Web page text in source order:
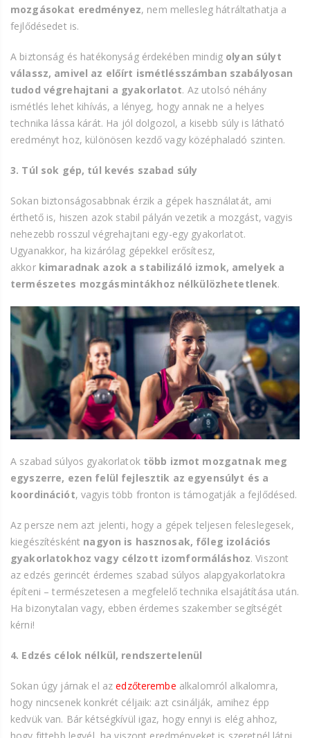
mozgásokat eredményez, nem mellesleg hátráltathatja a
fejlődésedet is.
A biztonság és hatékonyság érdekében mindig olyan súlyt
válassz, amivel az előírt ismétlésszámban szabályosan
tudod végrehajtani a gyakorlatot. Az utolsó néhány
ismétlés lehet kihívás, a lényeg, hogy annak ne a helyes
technika lássa kárát. Ha jól dolgozol, a kisebb súly is látható
eredményt hoz, különösen kezdő vagy középhaladó szinten.
3. Túl sok gép, túl kevés szabad súly
Sokan biztonságosabbnak érzik a gépek használatát, ami
érthető is, hiszen azok stabil pályán vezetik a mozgást, vagyis
nehezebb rosszul végrehajtani egy-egy gyakorlatot.
Ugyanakkor, ha kizárólag gépekkel erősítesz,
akkor kimaradnak azok a stabilizáló izmok, amelyek a
természetes mozgásmintákhoz nélkülözhetetlenek.
A szabad súlyos gyakorlatok több izmot mozgatnak meg
egyszerre, ezen felül fejlesztik az egyensúlyt és a
koordinációt, vagyis több fronton is támogatják a fejlődésed.
Az persze nem azt jelenti, hogy a gépek teljesen feleslegesek,
kiegészítésként nagyon is hasznosak, főleg izolációs
gyakorlatokhoz vagy célzott izomformáláshoz. Viszont
az edzés gerincét érdemes szabad súlyos alapgyakorlatokra
építeni – természetesen a megfelelő technika elsajátítása után.
Ha bizonytalan vagy, ebben érdemes szakember segítségét
kérni!
4. Edzés célok nélkül, rendszertelenül
Sokan úgy járnak el azedzőterembe alkalomról alkalomra,
hogy nincsenek konkrét céljaik: azt csinálják, amihez épp
kedvük van. Bár kétségkívül igaz, hogy ennyi is elég ahhoz,